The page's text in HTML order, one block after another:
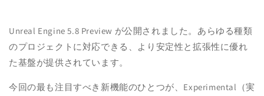
Unreal Engine 5.8 Preview が公開されました。あらゆる種類
のプロジェクトに対応できる、より安定性と拡張性に優れ
た基盤が提供されています。
今回の最も注目すべき新機能のひとつが、Experimental（実